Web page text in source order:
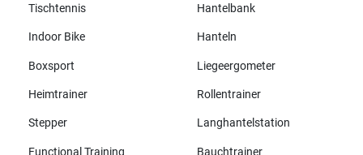
Tischtennis Hantelbank
Indoor Bike Hanteln
Boxsport Liegeergometer
Heimtrainer Rollentrainer
Stepper Langhantelstation
Functional Training Bauchtrainer